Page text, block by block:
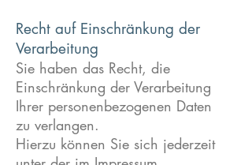
Recht auf Einschränkung der
Verarbeitung
Sie haben das Recht, die
Einschränkung der Verarbeitung
Ihrer personenbezogenen Daten
zu verlangen.
Hierzu können Sie sich jederzeit